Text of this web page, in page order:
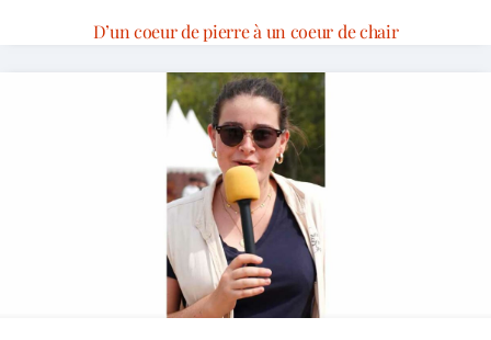
D’un coeur de pierre à un coeur de chair